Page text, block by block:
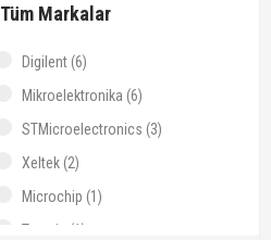
Tüm Markalar
Digilent (6)
Mikroelektronika (6)
STMicroelectronics (3)
Xeltek (2)
Microchip (1)
Terasic (1)